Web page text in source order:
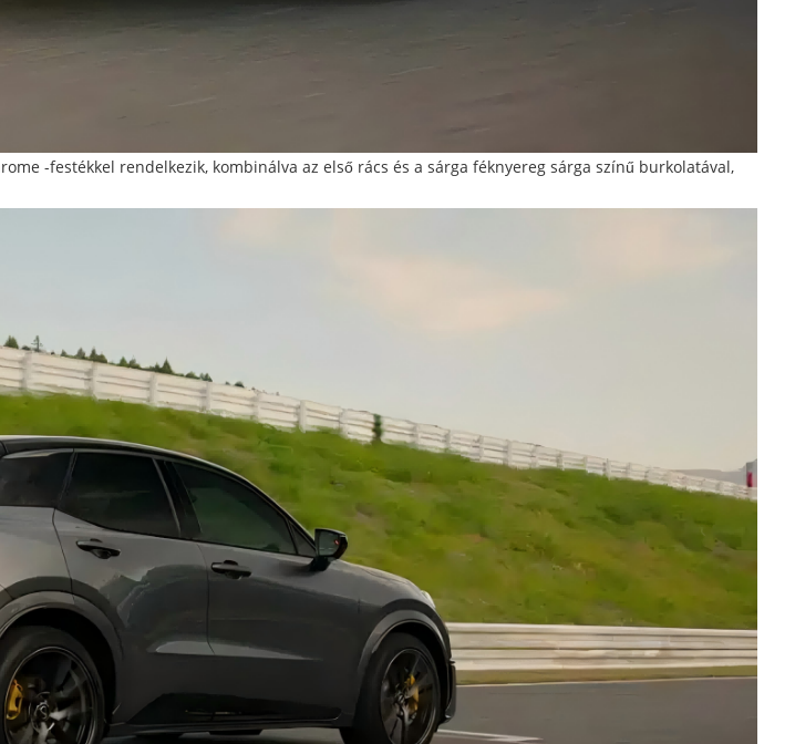
-festékkel rendelkezik, kombinálva az első rács és a sárga féknyereg sárga színű burkolatával,